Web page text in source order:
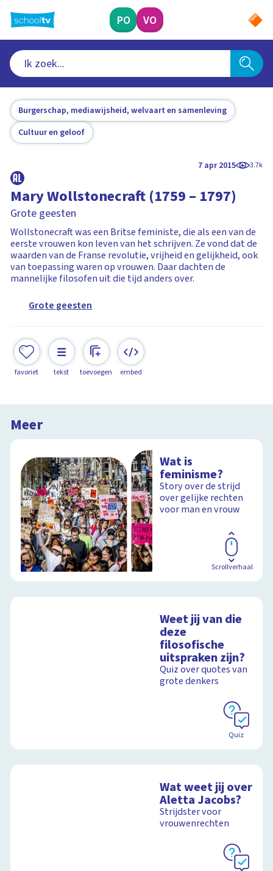
naar
hoofdinhoud
PO VO
Burgerschap, mediawijsheid, welvaart en samenleving
Cultuur en geloof
7 apr 2015 3.7k
Mary Wollstonecraft (1759 – 1797)
Grote geesten
Wollstonecraft was een Britse feministe, die als een van de
eerste vrouwen kon leven van het schrijven. Ze vond dat de
waarden van de Franse revolutie, vrijheid en gelijkheid, ook
van toepassing waren op vrouwen. Daar dachten de
mannelijke filosofen uit die tijd anders over.
Grote geesten
favoriet tekst toevoegen embed
Meer
Wat is
feminisme?
Story over de strijd
over gelijke rechten
voor man en vrouw
Scrollverhaal
Weet jij van die
deze
filosofische
uitspraken zijn?
Quiz over quotes van
grote denkers
Quiz
Wat weet jij over
Aletta Jacobs?
Strijdster voor
vrouwenrechten